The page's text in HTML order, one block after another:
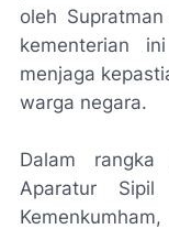
oleh
kementerian
menjaga
warga negara.
Dalam rangka
Aparatur